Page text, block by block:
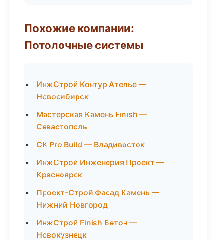
Похожие компании:
Потолочные системы
ИнжСтрой Контур Ателье —
Новосибирск
Мастерская Камень Finish —
Севастополь
СК Pro Build — Владивосток
ИнжСтрой Инженерия Проект —
Красноярск
Проект-Строй Фасад Камень —
Нижний Новгород
ИнжСтрой Finish Бетон —
Новокузнецк